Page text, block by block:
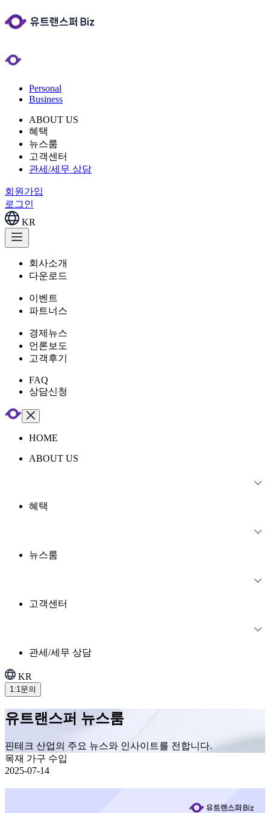
Personal
Business
ABOUT US
혜택
뉴스룸
고객센터
관세/세무 상담
회원가입
로그인
KR
회사소개
다운로드
이벤트
파트너스
경제뉴스
언론보도
고객후기
FAQ
상담신청
HOME
ABOUT US
혜택
뉴스룸
고객센터
관세/세무 상담
KR
1:1문의
유트랜스퍼 뉴스룸
핀테크 산업의 주요 뉴스와 인사이트를 전합니다.
목재 가구 수입
2025-07-14